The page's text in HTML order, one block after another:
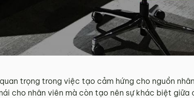
trọng trong việc tạo cảm hứng cho nguồn
cho nhân viên mà còn tạo nên sự khác biệt giữa